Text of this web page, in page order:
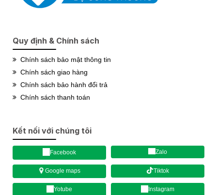
Quy định & Chính sách
Chính sách bảo mật thông tin
Chính sách giao hàng
Chính sách bảo hành đổi trả
Chính sách thanh toán
Kết nối với chúng tôi
Facebook Zalo
Google maps Tiktok
Yotube Instagram